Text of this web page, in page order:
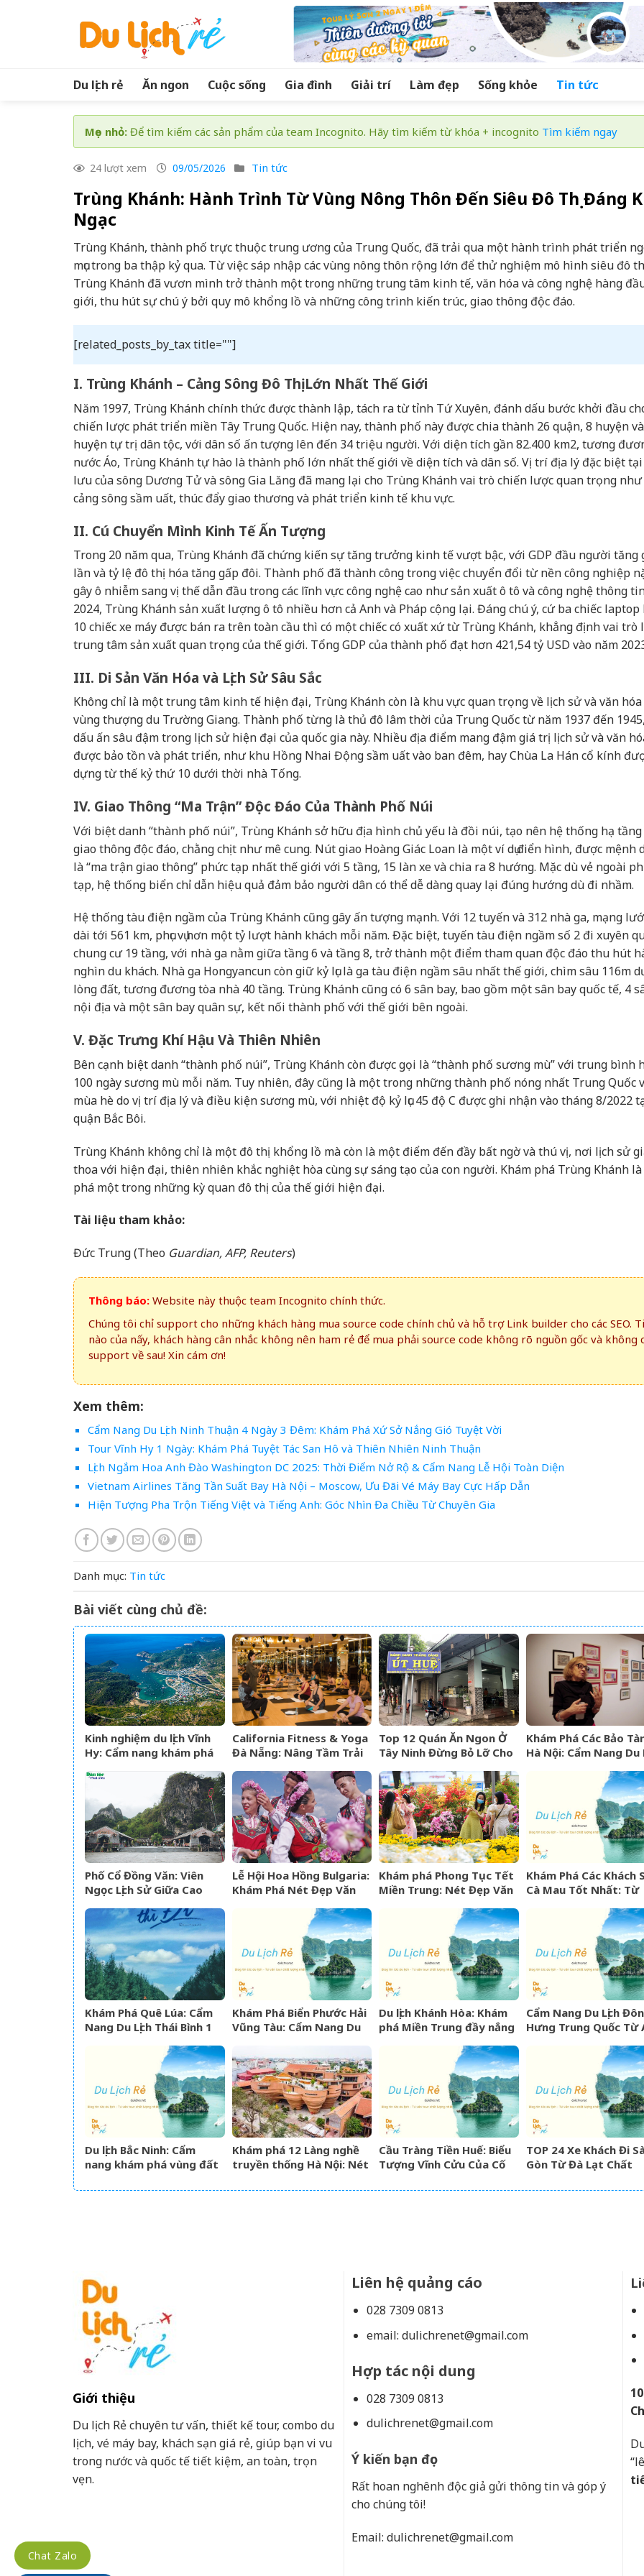
Du lịch rẻ Ăn ngon Cuộc sống Gia đình Giải trí Làm đẹp Sống khỏe Tin tức
Mẹo nhỏ: Để tìm kiếm các sản phẩm của team Incognito. Hãy tìm kiếm từ khóa + incognito Tìm kiếm ngay
24 lượt xem 09/05/2026 Tin tức
Trùng Khánh: Hành Trình Từ Vùng Nông Thôn Đến Siêu Đô Thị Đáng
Ngạc
Trùng Khánh, thành phố trực thuộc trung ương của Trung Quốc, đã trải qua một hành trình phát triển
mục trong ba thập kỷ qua. Từ việc sáp nhập các vùng nông thôn rộng lớn để thử nghiệm mô hình siêu đô
Trùng Khánh đã vươn mình trở thành một trong những trung tâm kinh tế, văn hóa và công nghệ hàng
giới, thu hút sự chú ý bởi quy mô khổng lồ và những công trình kiến trúc, giao thông độc đáo.
[related_posts_by_tax title=""]
I. Trùng Khánh – Cảng Sông Đô Thị Lớn Nhất Thế Giới
Năm 1997, Trùng Khánh chính thức được thành lập, tách ra từ tỉnh Tứ Xuyên, đánh dấu bước khởi đầu
chiến lược phát triển miền Tây Trung Quốc. Hiện nay, thành phố này được chia thành 26 quận, 8 huyện
huyện tự trị dân tộc, với dân số ấn tượng lên đến 34 triệu người. Với diện tích gần 82.400 km2, tương
nước Áo, Trùng Khánh tự hào là thành phố lớn nhất thế giới về diện tích và dân số. Vị trí địa lý đặc biệt
lưu của sông Dương Tử và sông Gia Lăng đã mang lại cho Trùng Khánh vai trò chiến lược quan trọng
cảng sông sầm uất, thúc đẩy giao thương và phát triển kinh tế khu vực.
II. Cú Chuyển Mình Kinh Tế Ấn Tượng
Trong 20 năm qua, Trùng Khánh đã chứng kiến sự tăng trưởng kinh tế vượt bậc, với GDP đầu người tăng
lần và tỷ lệ đô thị hóa tăng gấp đôi. Thành phố đã thành công trong việc chuyển đổi từ nền công nghiệp
gây ô nhiễm sang vị thế dẫn đầu trong các lĩnh vực công nghệ cao như sản xuất ô tô và công nghệ thông
2024, Trùng Khánh sản xuất lượng ô tô nhiều hơn cả Anh và Pháp cộng lại. Đáng chú ý, cứ ba chiếc laptop
10 chiếc xe máy được bán ra trên toàn cầu thì có một chiếc có xuất xứ từ Trùng Khánh, khẳng định vai trò
trung tâm sản xuất quan trọng của thế giới. Tổng GDP của thành phố đạt hơn 421,54 tỷ USD vào năm
III. Di Sản Văn Hóa và Lịch Sử Sâu Sắc
Không chỉ là một trung tâm kinh tế hiện đại, Trùng Khánh còn là khu vực quan trọng về lịch sử và văn hóa
vùng thượng du Trường Giang. Thành phố từng là thủ đô lâm thời của Trung Quốc từ năm 1937 đến
dấu ấn sâu đậm trong lịch sử hiện đại của quốc gia này. Nhiều địa điểm mang đậm giá trị lịch sử và văn
được bảo tồn và phát triển, như khu Hồng Nhai Động sầm uất vào ban đêm, hay Chùa La Hán cổ kính
dựng từ thế kỷ thứ 10 dưới thời nhà Tống.
IV. Giao Thông “Ma Trận” Độc Đáo Của Thành Phố Núi
Với biệt danh “thành phố núi”, Trùng Khánh sở hữu địa hình chủ yếu là đồi núi, tạo nên hệ thống hạ tầng
giao thông độc đáo, chằng chịt như mê cung. Nút giao Hoàng Giác Loan là một ví dụ điển hình, được mệnh
là “ma trận giao thông” phức tạp nhất thế giới với 5 tầng, 15 làn xe và chia ra 8 hướng. Mặc dù vẻ ngoài
tạp, hệ thống biển chỉ dẫn hiệu quả đảm bảo người dân có thể dễ dàng quay lại đúng hướng dù đi nhầm.
Hệ thống tàu điện ngầm của Trùng Khánh cũng gây ấn tượng mạnh. Với 12 tuyến và 312 nhà ga, mạng
dài tới 561 km, phục vụ hơn một tỷ lượt hành khách mỗi năm. Đặc biệt, tuyến tàu điện ngầm số 2 đi xuyên
chung cư 19 tầng, với nhà ga nằm giữa tầng 6 và tầng 8, trở thành một điểm tham quan độc đáo thu hút
nghìn du khách. Nhà ga Hongyancun còn giữ kỷ lục là ga tàu điện ngầm sâu nhất thế giới, chìm sâu 116m
lòng đất, tương đương tòa nhà 40 tầng. Trùng Khánh cũng có 6 sân bay, bao gồm một sân bay quốc tế, 4
nội địa và một sân bay quân sự, kết nối thành phố với thế giới bên ngoài.
V. Đặc Trưng Khí Hậu Và Thiên Nhiên
Bên cạnh biệt danh “thành phố núi”, Trùng Khánh còn được gọi là “thành phố sương mù” với trung bình
100 ngày sương mù mỗi năm. Tuy nhiên, đây cũng là một trong những thành phố nóng nhất Trung Quốc
mùa hè do vị trí địa lý và điều kiện sương mù, với nhiệt độ kỷ lục 45 độ C được ghi nhận vào tháng 8/2022
quận Bắc Bôi.
Trùng Khánh không chỉ là một đô thị khổng lồ mà còn là một điểm đến đầy bất ngờ và thú vị, nơi lịch sử
thoa với hiện đại, thiên nhiên khắc nghiệt hòa cùng sự sáng tạo của con người. Khám phá Trùng Khánh
phá một trong những kỳ quan đô thị của thế giới hiện đại.
Tài liệu tham khảo:
Đức Trung (Theo Guardian, AFP, Reuters)
Thông báo: Website này thuộc team Incognito chính thức.
Chúng tôi chỉ support cho những khách hàng mua source code chính chủ và hỗ trợ Link builder cho các SEO.
nào của nấy, khách hàng cân nhắc không nên ham rẻ để mua phải source code không rõ nguồn gốc và không
support về sau! Xin cám ơn!
Xem thêm:
Cẩm Nang Du Lịch Ninh Thuận 4 Ngày 3 Đêm: Khám Phá Xứ Sở Nắng Gió Tuyệt Vời
Tour Vĩnh Hy 1 Ngày: Khám Phá Tuyệt Tác San Hô và Thiên Nhiên Ninh Thuận
Lịch Ngắm Hoa Anh Đào Washington DC 2025: Thời Điểm Nở Rộ & Cẩm Nang Lễ Hội Toàn Diện
Vietnam Airlines Tăng Tần Suất Bay Hà Nội – Moscow, Ưu Đãi Vé Máy Bay Cực Hấp Dẫn
Hiện Tượng Pha Trộn Tiếng Việt và Tiếng Anh: Góc Nhìn Đa Chiều Từ Chuyên Gia
Danh mục: Tin tức
Bài viết cùng chủ đề:
Kinh nghiệm du lịch Vĩnh
Hy: Cẩm nang khám phá
Ninh Thuận
California Fitness & Yoga
Đà Nẵng: Nâng Tầm Trải
Sao
Top 12 Quán Ăn Ngon Ở
Tây Ninh Đừng Bỏ Lỡ Cho
Khám Phá Các Bảo
Hà Nội: Cẩm Nang Du
Phố Cổ Đồng Văn: Viên
Ngọc Lịch Sử Giữa Cao
Lễ Hội Hoa Hồng Bulgaria:
Khám Phá Nét Đẹp Văn
Khám phá Phong Tục Tết
Miền Trung: Nét Đẹp Văn
Khám Phá Các Khách
Cà Mau Tốt Nhất: Từ
Khám Phá Quê Lúa: Cẩm
Nang Du Lịch Thái Bình 1
Khám Phá Biển Phước Hải
Vũng Tàu: Cẩm Nang Du
Du lịch Khánh Hòa: Khám
phá Miền Trung đầy nắng
Cẩm Nang Du Lịch
Hưng Trung Quốc Từ
Lịch Trình Chi Tiết
Du lịch Bắc Ninh: Cẩm
nang khám phá vùng đất
Khám phá 12 Làng nghề
truyền thống Hà Nội: Nét
Cầu Tràng Tiền Huế: Biểu
Tượng Vĩnh Cửu Của Cố
TOP 24 Xe Khách Đi
Gòn Từ Đà Lạt Chất
07/2026
Giới thiệu
Du lịch Rẻ chuyên tư vấn, thiết kế tour, combo du
lịch, vé máy bay, khách sạn giá rẻ, giúp bạn vi vu
trong nước và quốc tế tiết kiệm, an toàn, trọn
vẹn.
Liên hệ quảng cáo
028 7309 0813
email: dulichrenet@gmail.com
Hợp tác nội dung
028 7309 0813
dulichrenet@gmail.com
Ý kiến bạn đọc
Rất hoan nghênh độc giả gửi thông tin và góp ý
cho chúng tôi!
Email:dulichrenet@gmail.com
Chat Zalo